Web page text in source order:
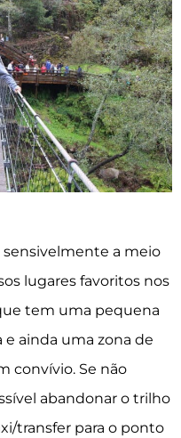
sensivelmente a meio
lugares favoritos nos
tem uma pequena
ainda uma zona de
convívio. Se não
abandonar o trilho
transfer para o ponto